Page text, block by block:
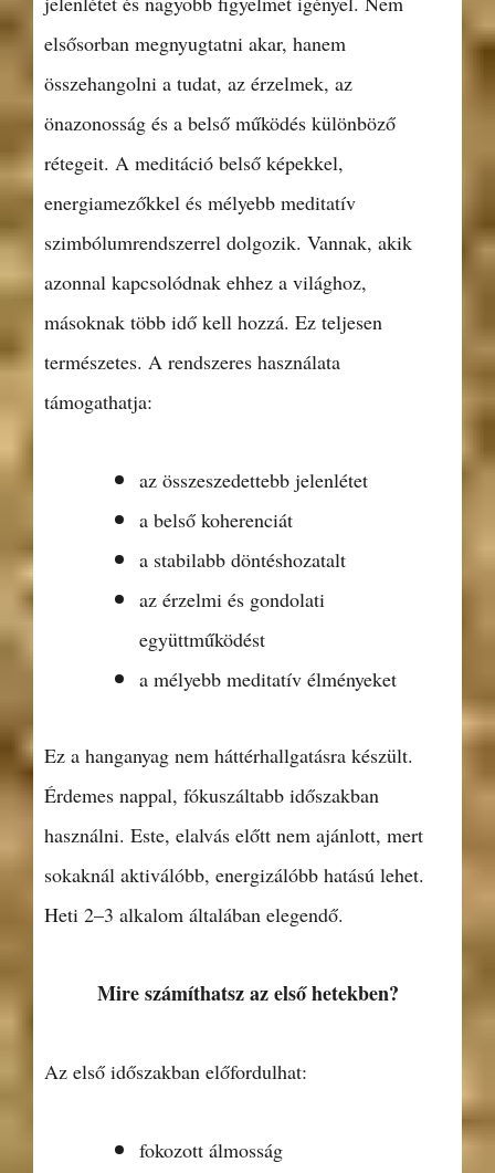
elsősorban megnyugtatni akar, hanem
összehangolni a tudat, az érzelmek, az
önazonosság és a belső működés különböző
rétegeit. A meditáció belső képekkel,
energiamezőkkel és mélyebb meditatív
szimbólumrendszerrel dolgozik. Vannak, akik
azonnal kapcsolódnak ehhez a világhoz,
másoknak több idő kell hozzá. Ez teljesen
természetes. A rendszeres használata
támogathatja:
az összeszedettebb jelenlétet
a belső koherenciát
a stabilabb döntéshozatalt
az érzelmi és gondolati
együttműködést
a mélyebb meditatív élményeket
Ez a hanganyag nem háttérhallgatásra készült.
Érdemes nappal, fókuszáltabb időszakban
használni. Este, elalvás előtt nem ajánlott, mert
sokaknál aktiválóbb, energizálóbb hatású lehet.
Heti 2–3 alkalom általában elegendő.
Mire számíthatsz az első hetekben?
Az első időszakban előfordulhat:
fokozott álmosság